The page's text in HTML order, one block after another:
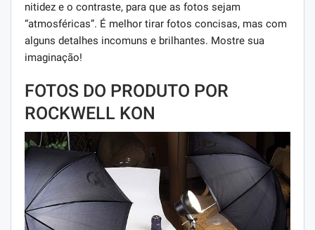
nitidez e o contraste, para que as fotos sejam
“atmosféricas”. É melhor tirar fotos concisas, mas com
alguns detalhes incomuns e brilhantes. Mostre sua
imaginação!
FOTOS DO PRODUTO POR
ROCKWELL KON